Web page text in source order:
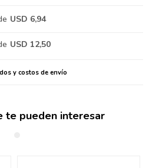
USD 6,94
USD 12,50
y costos de envío
te pueden interesar